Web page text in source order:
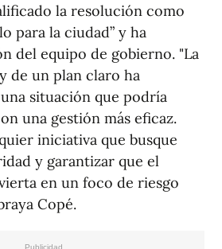
la resolución como
para la ciudad” y ha
del equipo de gobierno. "La
de un plan claro ha
situación que podría
una gestión más eficaz.
iniciativa que busque
y garantizar que el
en un foco de riesgo
Copé.